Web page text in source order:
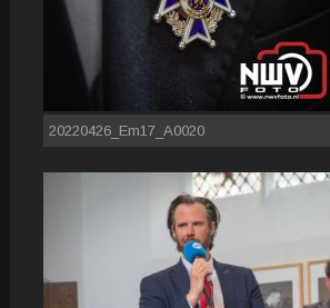
20220426_Em17_A0020